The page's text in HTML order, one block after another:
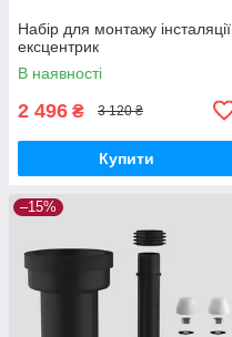
Набір для монтажу інсталяції,
ексцентрик
В наявності
2 496 ₴ 3 120 ₴
Купити
–15%